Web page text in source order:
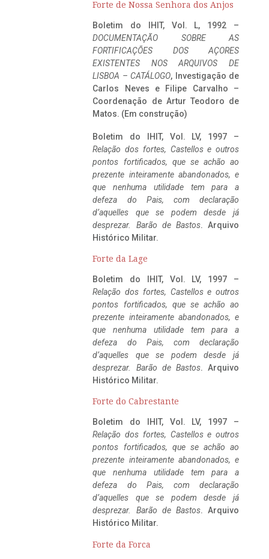
Forte de Nossa Senhora dos Anjos
Boletim do IHIT, Vol. L, 1992 –
DOCUMENTAÇÃO SOBRE AS
FORTIFICAÇÕES DOS AÇORES
EXISTENTES NOS ARQUIVOS DE
LISBOA – CATÁLOGO, Investigação de
Carlos Neves e Filipe Carvalho –
Coordenação de Artur Teodoro de
Matos. (Em construção)
Boletim do IHIT, Vol. LV, 1997 –
Relação dos fortes, Castellos e outros
pontos fortificados, que se achão ao
prezente inteiramente abandonados, e
que nenhuma utilidade tem para a
defeza do Pais, com declaração
d’aquelles que se podem desde já
desprezar. Barão de Bastos. Arquivo
Histórico Militar.
Forte da Lage
Boletim do IHIT, Vol. LV, 1997 –
Relação dos fortes, Castellos e outros
pontos fortificados, que se achão ao
prezente inteiramente abandonados, e
que nenhuma utilidade tem para a
defeza do Pais, com declaração
d’aquelles que se podem desde já
desprezar. Barão de Bastos. Arquivo
Histórico Militar.
Forte do Cabrestante
Boletim do IHIT, Vol. LV, 1997 –
Relação dos fortes, Castellos e outros
pontos fortificados, que se achão ao
prezente inteiramente abandonados, e
que nenhuma utilidade tem para a
defeza do Pais, com declaração
d’aquelles que se podem desde já
desprezar. Barão de Bastos. Arquivo
Histórico Militar.
Forte da Forca